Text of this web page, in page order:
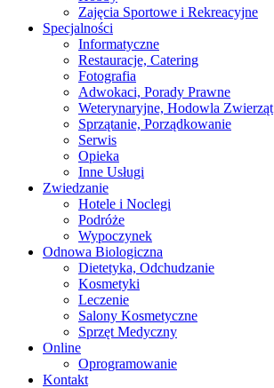
Zajęcia Sportowe i Rekreacyjne
Specjalności
Informatyczne
Restauracje, Catering
Fotografia
Adwokaci, Porady Prawne
Weterynaryjne, Hodowla Zwierząt
Sprzątanie, Porządkowanie
Serwis
Opieka
Inne Usługi
Zwiedzanie
Hotele i Noclegi
Podróże
Wypoczynek
Odnowa Biologiczna
Dietetyka, Odchudzanie
Kosmetyki
Leczenie
Salony Kosmetyczne
Sprzęt Medyczny
Online
Oprogramowanie
Kontakt